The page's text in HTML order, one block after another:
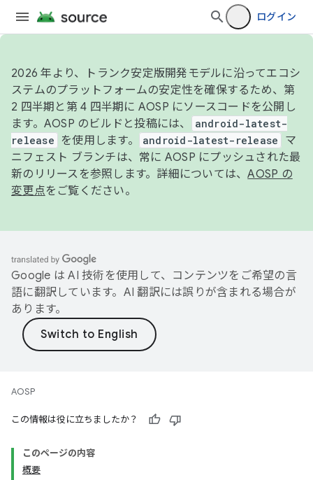
ログイン
2026 年より、トランク安定版開発モデルに沿ってエコシ
ステムのプラットフォームの安定性を確保するため、第
2 四半期と第 4 四半期に AOSP にソースコードを公開し
ます。AOSP のビルドと投稿には、
android-latest-
release
を使用します。 android-latest-release
マ
ニフェスト ブランチは、常に AOSP にプッシュされた最
新のリリースを参照します。詳細については、AOSP の
変更点をご覧ください。
Google は AI 技術を使用して、コンテンツをご希望の言
語に翻訳しています。AI 翻訳には誤りが含まれる場合が
あります。
AOSP
この情報は役に立ちましたか？
このページの内容
概要